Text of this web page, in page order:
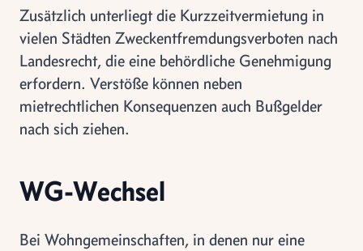
Zusätzlich unterliegt die Kurzzeitvermietung in
vielen Städten Zweckentfremdungsverboten nach
Landesrecht, die eine behördliche Genehmigung
erfordern. Verstöße können neben
mietrechtlichen Konsequenzen auch Bußgelder
nach sich ziehen.
WG-Wechsel
Bei Wohngemeinschaften, in denen nur eine